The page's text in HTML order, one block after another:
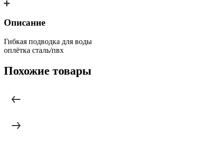
Описание
Гибкая подводка для воды
оплётка сталь/пвх
Похожие товары